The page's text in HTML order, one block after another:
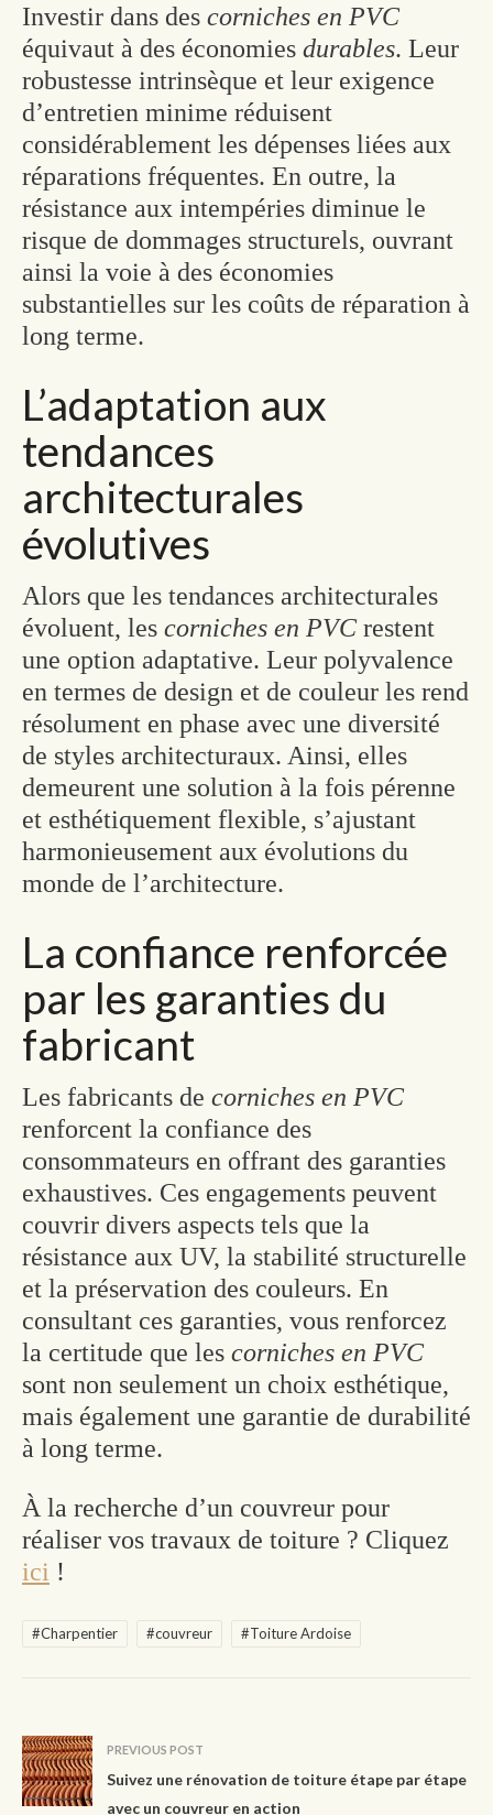
Investir dans des corniches en PVC
équivaut à des économies durables. Leur
robustesse intrinsèque et leur exigence
d’entretien minime réduisent
considérablement les dépenses liées aux
réparations fréquentes. En outre, la
résistance aux intempéries diminue le
risque de dommages structurels, ouvrant
ainsi la voie à des économies
substantielles sur les coûts de réparation à
long terme.
L’adaptation aux
tendances
architecturales
évolutives
Alors que les tendances architecturales
évoluent, les corniches en PVC restent
une option adaptative. Leur polyvalence
en termes de design et de couleur les rend
résolument en phase avec une diversité
de styles architecturaux. Ainsi, elles
demeurent une solution à la fois pérenne
et esthétiquement flexible, s’ajustant
harmonieusement aux évolutions du
monde de l’architecture.
La confiance renforcée
par les garanties du
fabricant
Les fabricants de corniches en PVC
renforcent la confiance des
consommateurs en offrant des garanties
exhaustives. Ces engagements peuvent
couvrir divers aspects tels que la
résistance aux UV, la stabilité structurelle
et la préservation des couleurs. En
consultant ces garanties, vous renforcez
la certitude que les corniches en PVC
sont non seulement un choix esthétique,
mais également une garantie de durabilité
à long terme.
À la recherche d’un couvreur pour
réaliser vos travaux de toiture ? Cliquez
ici !
#Charpentier #couvreur #Toiture Ardoise
PREVIOUS POST
Suivez une rénovation de toiture étape par étape
avec un couvreur en action